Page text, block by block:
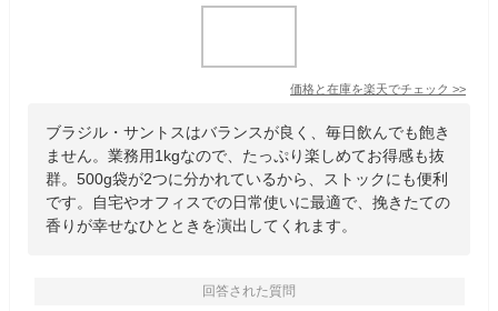
価格と在庫を楽天でチェック >>
ブラジル・サントスはバランスが良く、毎日飲んでも飽き
ません。業務用1kgなので、たっぷり楽しめてお得感も抜
群。500g袋が2つに分かれているから、ストックにも便利
です。自宅やオフィスでの日常使いに最適で、挽きたての
香りが幸せなひとときを演出してくれます。
回答された質問